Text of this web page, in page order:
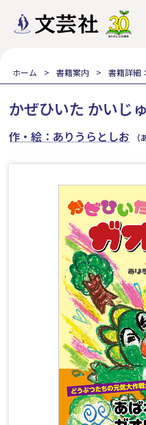
ホーム 書籍案内 書籍詳細
かぜひいた かいじ
作・絵：ありうらとしお